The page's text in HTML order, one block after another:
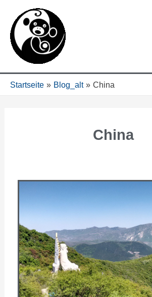
Startseite Blog_alt China
China